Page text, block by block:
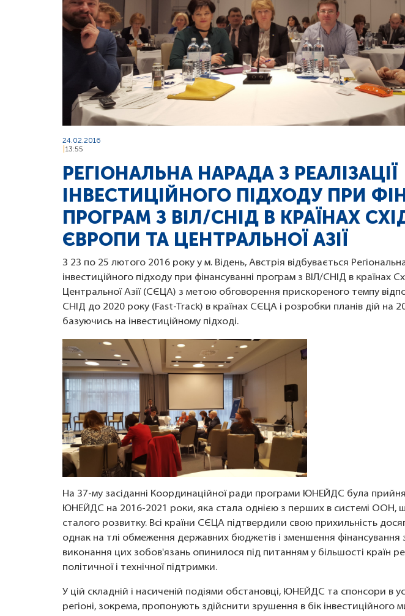
24.02.2016
13:55
РЕГІОНАЛЬНА НАРАДА З РЕАЛІЗАЦІЇ
ІНВЕСТИЦІЙНОГО ПІДХОДУ ПРИ
ПРОГРАМ З ВІЛ/СНІД В КРАЇНАХ
ЄВРОПИ ТА ЦЕНТРАЛЬНОЇ АЗІЇ
З 23 по 25 лютого 2016 року у м. Відень, Австрія відбувається
інвестиційного підходу при фінансуванні програм з ВІЛ/СНІД в країнах
Центральної Азії (СЄЦА) з метою обговорення прискореного темпу
СНІД до 2020 року (Fast-Track) в країнах СЄЦА і розробки планів дій на
базуючись на інвестиційному підході.
На 37-му засіданні Координаційної ради програми ЮНЕЙДС була
ЮНЕЙДС на 2016-2021 роки, яка стала однією з перших в системі ООН,
сталого розвитку. Всі країни СЄЦА підтвердили свою прихильність
однак на тлі обмеження державних бюджетів і зменшення фінансування
виконання цих зобов'язань опинилося під питанням у більшості країн
політичної і технічної підтримки.
У цій складній і насиченій подіями обстановці, ЮНЕЙДС та спонсори в
регіоні, зокрема, пропонують здійснити зрушення в бік інвестиційного